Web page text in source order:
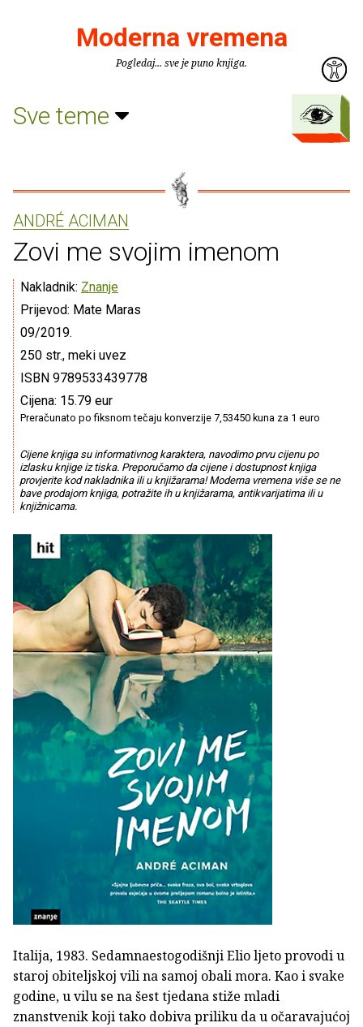
Moderna vremena
Pogledaj... sve je puno knjiga.
Sve teme
ANDRÉ ACIMAN
Zovi me svojim imenom
Nakladnik: Znanje
Prijevod: Mate Maras
09/2019.
250 str., meki uvez
ISBN 9789533439778
Cijena: 15.79 eur
Preračunato po fiksnom tečaju konverzije 7,53450 kuna za 1 euro
Cijene knjiga su informativnog karaktera, navodimo prvu cijenu po
izlasku knjige iz tiska. Preporučamo da cijene i dostupnost knjiga
provjerite kod nakladnika ili u knjižarama! Moderna vremena više se ne
bave prodajom knjiga, potražite ih u knjižarama, antikvarijatima ili u
knjižnicama.
Italija, 1983. Sedamnaestogodišnji Elio ljeto provodi u
staroj obiteljskoj vili na samoj obali mora. Kao i svake
godine, u vilu se na šest tjedana stiže mladi
znanstvenik koji tako dobiva priliku da u očaravajućoj